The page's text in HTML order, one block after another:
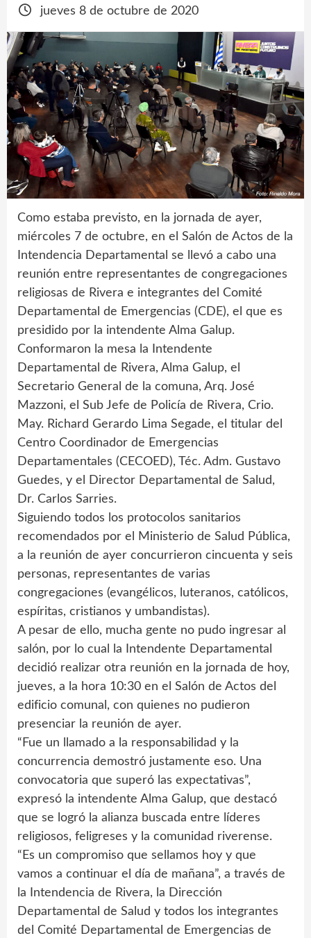
jueves 8 de octubre de 2020
Como estaba previsto, en la jornada de ayer,
miércoles 7 de octubre, en el Salón de Actos de la
Intendencia Departamental se llevó a cabo una
reunión entre representantes de congregaciones
religiosas de Rivera e integrantes del Comité
Departamental de Emergencias (CDE), el que es
presidido por la intendente Alma Galup.
Conformaron la mesa la Intendente
Departamental de Rivera, Alma Galup, el
Secretario General de la comuna, Arq. José
Mazzoni, el Sub Jefe de Policía de Rivera, Crio.
May. Richard Gerardo Lima Segade, el titular del
Centro Coordinador de Emergencias
Departamentales (CECOED), Téc. Adm. Gustavo
Guedes, y el Director Departamental de Salud,
Dr. Carlos Sarries.
Siguiendo todos los protocolos sanitarios
recomendados por el Ministerio de Salud Pública,
a la reunión de ayer concurrieron cincuenta y seis
personas, representantes de varias
congregaciones (evangélicos, luteranos, católicos,
espíritas, cristianos y umbandistas).
A pesar de ello, mucha gente no pudo ingresar al
salón, por lo cual la Intendente Departamental
decidió realizar otra reunión en la jornada de hoy,
jueves, a la hora 10:30 en el Salón de Actos del
edificio comunal, con quienes no pudieron
presenciar la reunión de ayer.
“Fue un llamado a la responsabilidad y la
concurrencia demostró justamente eso. Una
convocatoria que superó las expectativas”,
expresó la intendente Alma Galup, que destacó
que se logró la alianza buscada entre líderes
religiosos, feligreses y la comunidad riverense.
“Es un compromiso que sellamos hoy y que
vamos a continuar el día de mañana”, a través de
la Intendencia de Rivera, la Dirección
Departamental de Salud y todos los integrantes
del Comité Departamental de Emergencias de